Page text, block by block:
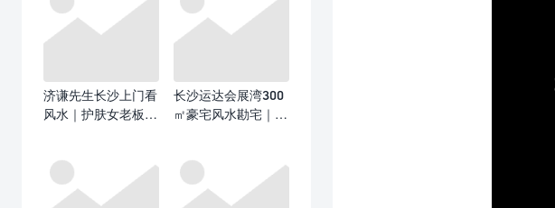
济谦先生长沙上门看
风水｜护肤女老板写
长沙运达会展湾300
㎡豪宅风水勘宅｜精
水少踩百万大坑！